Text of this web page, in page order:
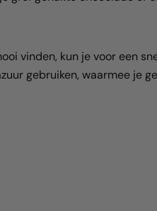
vinden, kun je voor een
gebruiken, waarmee je